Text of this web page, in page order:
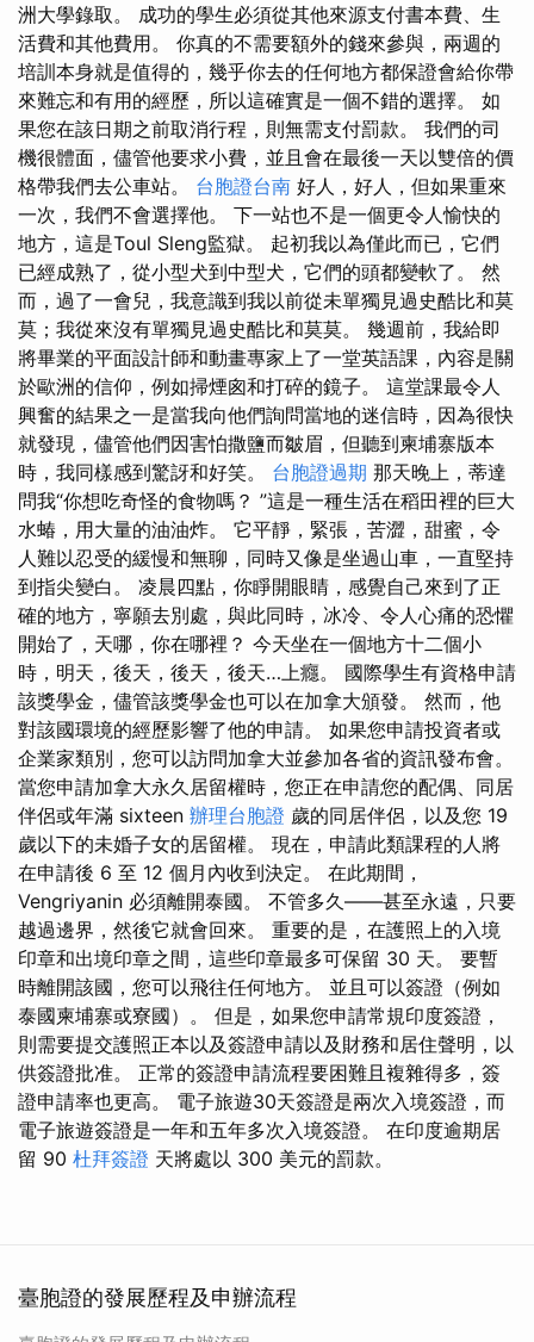
洲大學錄取。 成功的學生必須從其他來源支付書本費、生
活費和其他費用。 你真的不需要額外的錢來參與，兩週的
培訓本身就是值得的，幾乎你去的任何地方都保證會給你帶
來難忘和有用的經歷，所以這確實是一個不錯的選擇。 如
果您在該日期之前取消行程，則無需支付罰款。 我們的司
機很體面，儘管他要求小費，並且會在最後一天以雙倍的價
格帶我們去公車站。 台胞證台南 好人，好人，但如果重來
一次，我們不會選擇他。 下一站也不是一個更令人愉快的
地方，這是Toul Sleng監獄。 起初我以為僅此而已，它們
已經成熟了，從小型犬到中型犬，它們的頭都變軟了。 然
而，過了一會兒，我意識到我以前從未單獨見過史酷比和莫
莫；我從來沒有單獨見過史酷比和莫莫。 幾週前，我給即
將畢業的平面設計師和動畫專家上了一堂英語課，內容是關
於歐洲的信仰，例如掃煙囪和打碎的鏡子。 這堂課最令人
興奮的結果之一是當我向他們詢問當地的迷信時，因為很快
就發現，儘管他們因害怕撒鹽而皺眉，但聽到柬埔寨版本
時，我同樣感到驚訝和好笑。 台胞證過期 那天晚上，蒂達
問我“你想吃奇怪的食物嗎？ ”這是一種生活在稻田裡的巨大
水蝽，用大量的油油炸。 它平靜，緊張，苦澀，甜蜜，令
人難以忍受的緩慢和無聊，同時又像是坐過山車，一直堅持
到指尖變白。 凌晨四點，你睜開眼睛，感覺自己來到了正
確的地方，寧願去別處，與此同時，冰冷、令人心痛的恐懼
開始了，天哪，你在哪裡？ 今天坐在一個地方十二個小
時，明天，後天，後天，後天…上癮。 國際學生有資格申請
該獎學金，儘管該獎學金也可以在加拿大頒發。 然而，他
對該國環境的經歷影響了他的申請。 如果您申請投資者或
企業家類別，您可以訪問加拿大並參加各省的資訊發布會。
當您申請加拿大永久居留權時，您正在申請您的配偶、同居
伴侶或年滿 sixteen 辦理台胞證 歲的同居伴侶，以及您 19
歲以下的未婚子女的居留權。 現在，申請此類課程的人將
在申請後 6 至 12 個月內收到決定。 在此期間，
Vengriyanin 必須離開泰國。 不管多久——甚至永遠，只要
越過邊界，然後它就會回來。 重要的是，在護照上的入境
印章和出境印章之間，這些印章最多可保留 30 天。 要暫
時離開該國，您可以飛往任何地方。 並且可以簽證（例如
泰國柬埔寨或寮國）。 但是，如果您申請常規印度簽證，
則需要提交護照正本以及簽證申請以及財務和居住聲明，以
供簽證批准。 正常的簽證申請流程要困難且複雜得多，簽
證申請率也更高。 電子旅遊30天簽證是兩次入境簽證，而
電子旅遊簽證是一年和五年多次入境簽證。 在印度逾期居
留 90 杜拜簽證 天將處以 300 美元的罰款。
臺胞證的發展歷程及申辦流程